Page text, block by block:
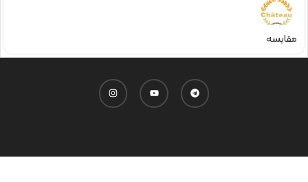
مقایسه